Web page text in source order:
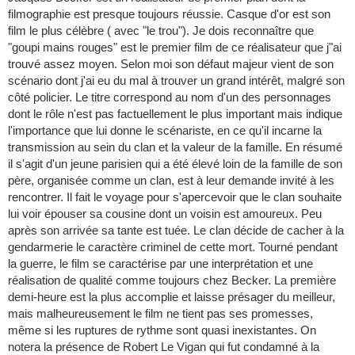
filmographie est presque toujours réussie. Casque d'or est son
film le plus célèbre ( avec "le trou"). Je dois reconnaître que
"goupi mains rouges" est le premier film de ce réalisateur que j"ai
trouvé assez moyen. Selon moi son défaut majeur vient de son
scénario dont j'ai eu du mal à trouver un grand intérêt, malgré son
côté policier. Le titre correspond au nom d'un des personnages
dont le rôle n'est pas factuellement le plus important mais indique
l'importance que lui donne le scénariste, en ce qu'il incarne la
transmission au sein du clan et la valeur de la famille. En résumé
il s'agit d'un jeune parisien qui a été élevé loin de la famille de son
père, organisée comme un clan, est à leur demande invité à les
rencontrer. Il fait le voyage pour s'apercevoir que le clan souhaite
lui voir épouser sa cousine dont un voisin est amoureux. Peu
après son arrivée sa tante est tuée. Le clan décide de cacher à la
gendarmerie le caractère criminel de cette mort. Tourné pendant
la guerre, le film se caractérise par une interprétation et une
réalisation de qualité comme toujours chez Becker. La première
demi-heure est la plus accomplie et laisse présager du meilleur,
mais malheureusement le film ne tient pas ses promesses,
même si les ruptures de rythme sont quasi inexistantes. On
notera la présence de Robert Le Vigan qui fut condamné à la